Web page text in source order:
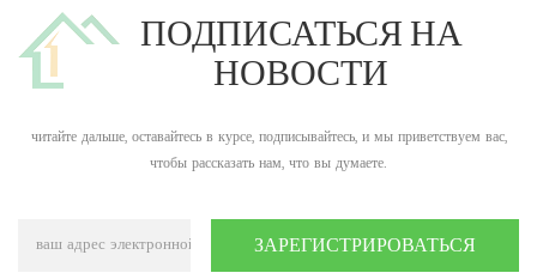
ПОДПИСАТЬСЯ НА
НОВОСТИ
читайте дальше, оставайтесь в курсе, подписывайтесь, и мы приветствуем вас,
чтобы рассказать нам, что вы думаете.